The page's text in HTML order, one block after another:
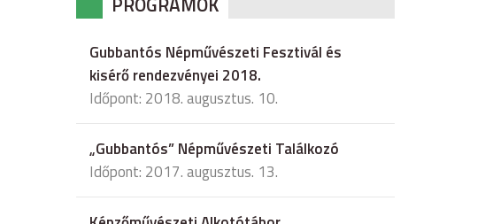
Gubbantós Népművészeti Fesztivál és
kisérő rendezvényei 2018.
Időpont: 2018. augusztus. 10.
„Gubbantós” Népművészeti Találkozó
Időpont: 2017. augusztus. 13.